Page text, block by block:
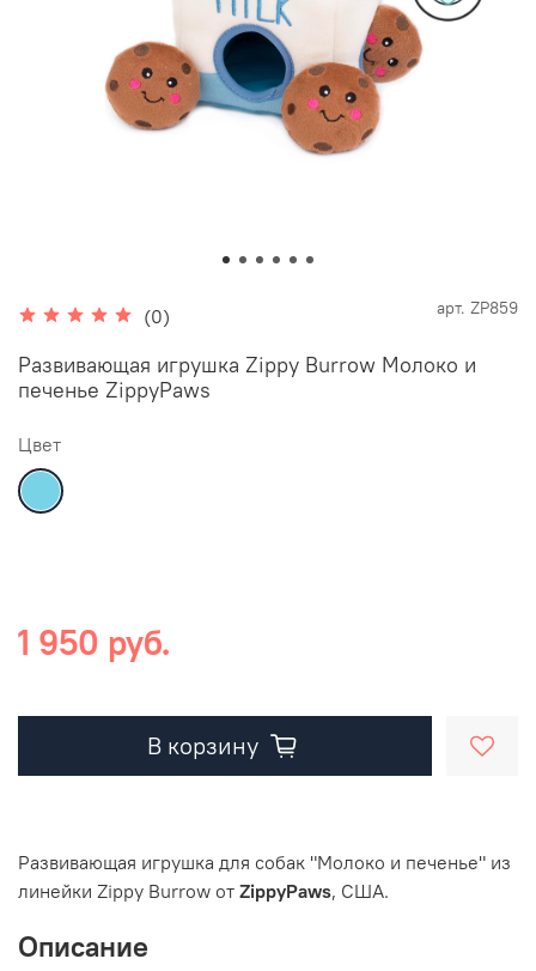
(0) арт. ZP859
Развивающая игрушка Zippy Burrow Молоко и
печенье ZippyPaws
Цвет
1 950 руб.
В корзину
Развивающая игрушка для собак "Молоко и печенье" из
линейки Zippy Burrow от ZippyPaws, США.
Описание